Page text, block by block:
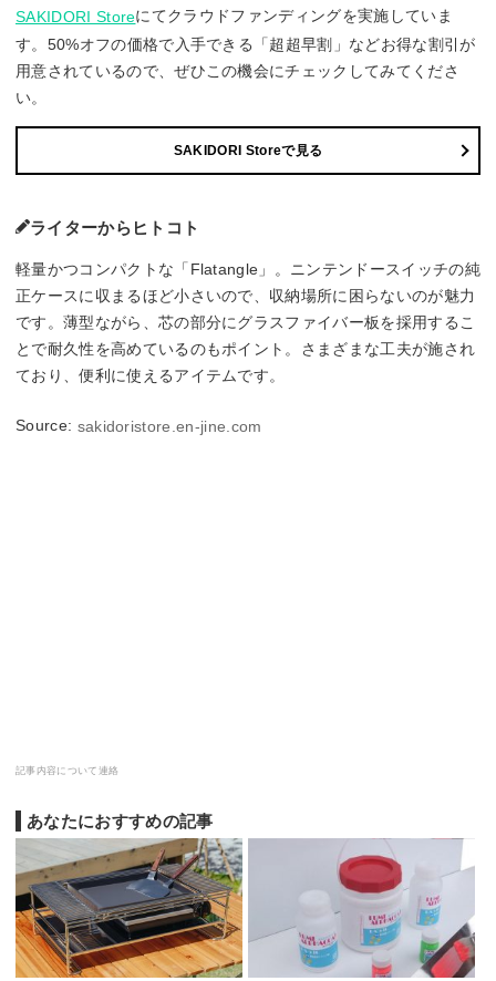
SAKIDORI Storeにてクラウドファンディングを実施していま
す。50%オフの価格で入手できる「超超早割」などお得な割引が
用意されているので、ぜひこの機会にチェックしてみてくださ
い。
SAKIDORI Storeで見る
ライターからヒトコト
軽量かつコンパクトな「Flatangle」。ニンテンドースイッチの純
正ケースに収まるほど小さいので、収納場所に困らないのが魅力
です。薄型ながら、芯の部分にグラスファイバー板を採用するこ
とで耐久性を高めているのもポイント。さまざまな工夫が施され
ており、便利に使えるアイテムです。
Source: sakidoristore.en-jine.com
記事内容について連絡
あなたにおすすめの記事